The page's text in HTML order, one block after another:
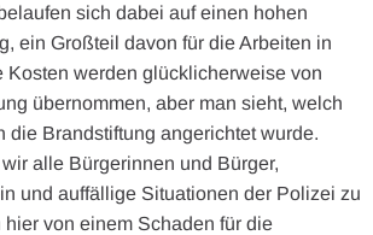
sich dabei auf einen hohen
ein Großteil davon für die Arbeiten in
Kosten werden glücklicherweise von
übernommen, aber man sieht, welch
die Brandstiftung angerichtet wurde.
alle Bürgerinnen und Bürger,
und auffällige Situationen der Polizei zu
hier von einem Schaden für die